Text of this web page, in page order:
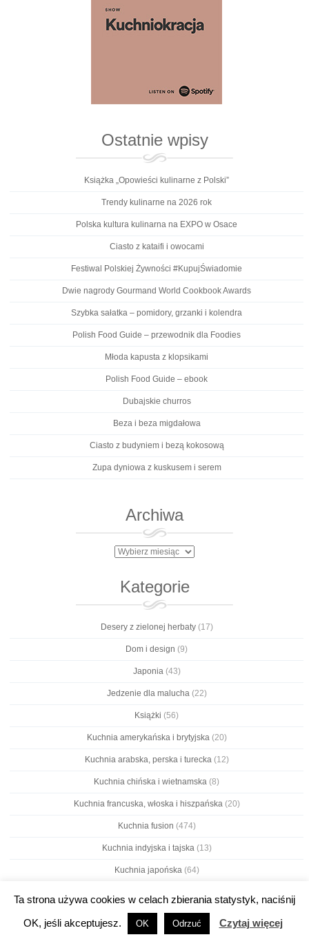
Ostatnie wpisy
Książka „Opowieści kulinarne z Polski”
Trendy kulinarne na 2026 rok
Polska kultura kulinarna na EXPO w Osace
Ciasto z kataifi i owocami
Festiwal Polskiej Żywności #KupujŚwiadomie
Dwie nagrody Gourmand World Cookbook Awards
Szybka sałatka – pomidory, grzanki i kolendra
Polish Food Guide – przewodnik dla Foodies
Młoda kapusta z klopsikami
Polish Food Guide – ebook
Dubajskie churros
Beza i beza migdałowa
Ciasto z budyniem i bezą kokosową
Zupa dyniowa z kuskusem i serem
Archiwa
Archiwa
Kategorie
Desery z zielonej herbaty(17)
Dom i design (9)
Japonia(43)
Jedzenie dla malucha(22)
Książki (56)
Kuchnia amerykańska i brytyjska(20)
Kuchnia arabska, perska i turecka(12)
Kuchnia chińska i wietnamska (8)
Kuchnia francuska, włoska i hiszpańska(20)
Kuchnia fusion (474)
Kuchnia indyjska i tajska(13)
Kuchnia japońska(64)
Kuchnia meksykańska, Ameryki Środkowej i Południowej
Kuchnia nordycka(28)
Ta strona używa cookies w celach zbierania statystyk, naciśnij
OK, jeśli akceptujesz.
OK Odrzuć Czytaj więcej